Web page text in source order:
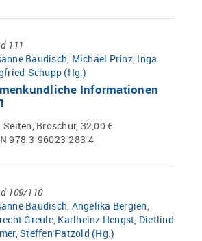
111
Baudisch, Michael Prinz, Inga
Schupp (Hg.)
Informationen
Seiten, Broschur, 32,00 €
978-3-96023-283-4
109/110
Baudisch Angelika Bergien
Greule, Karlheinz Hengst Dietlind
, Steffen Patzold (Hg.)